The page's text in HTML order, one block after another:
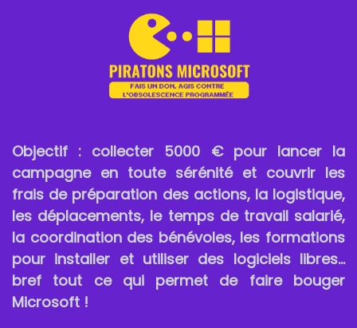
Objectif : collecter 5000 € pour lancer la
campagne en toute sérénité et couvrir les
frais de préparation des actions, la logistique,
les déplacements, le temps de travail salarié,
la coordination des bénévoles, les formations
pour installer et utiliser des logiciels libres...
bref tout ce qui permet de faire bouger
Microsoft !